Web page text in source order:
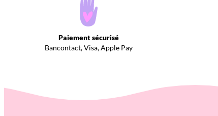
Paiement sécurisé
Bancontact, Visa, Apple Pay